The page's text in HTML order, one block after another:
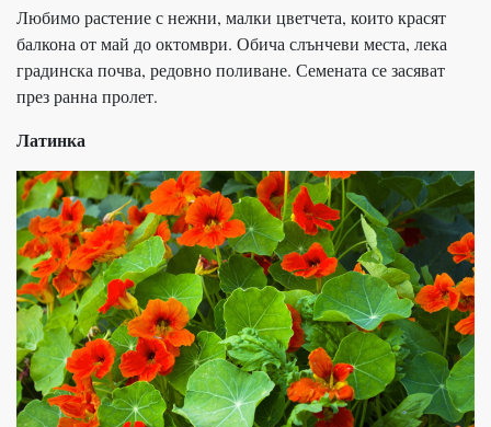
Любимо растение с нежни, малки цветчета, които красят
балкона от май до октомври. Обича слънчеви места, лека
градинска почва, редовно поливане. Семената се засяват
през ранна пролет.
Латинка